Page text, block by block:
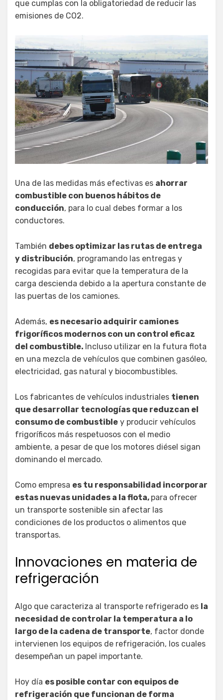
que cumplas con la obligatoriedad de reducir las
emisiones de CO2.
Una de las medidas más efectivas es ahorrar
combustible con buenos hábitos de
conducción, para lo cual debes formar a los
conductores.
También debes optimizar las rutas de entrega
y distribución, programando las entregas y
recogidas para evitar que la temperatura de la
carga descienda debido a la apertura constante de
las puertas de los camiones.
Además, es necesario adquirir camiones
frigoríficos modernos con un control eficaz
del combustible. Incluso utilizar en la futura flota
en una mezcla de vehículos que combinen gasóleo,
electricidad, gas natural y biocombustibles.
Los fabricantes de vehículos industriales tienen
que desarrollar tecnologías que reduzcan el
consumo de combustible y producir vehículos
frigoríficos más respetuosos con el medio
ambiente, a pesar de que los motores diésel sigan
dominando el mercado.
Como empresa es tu responsabilidad incorporar
estas nuevas unidades a la flota, para ofrecer
un transporte sostenible sin afectar las
condiciones de los productos o alimentos que
transportas.
Innovaciones en materia de
refrigeración
Algo que caracteriza al transporte refrigerado es la
necesidad de controlar la temperatura a lo
largo de la cadena de transporte, factor donde
intervienen los equipos de refrigeración, los cuales
desempeñan un papel importante.
Hoy día es posible contar con equipos de
refrigeración que funcionan de forma